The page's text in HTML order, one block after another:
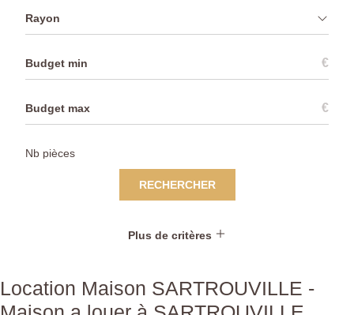
Rayon
€
€
RECHERCHER
Plus de critères
Location Maison SARTROUVILLE -